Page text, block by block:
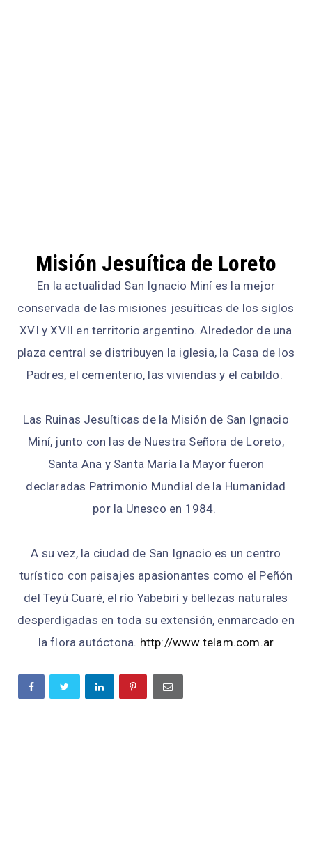
Misión Jesuítica de Loreto
En la actualidad San Ignacio Miní es la mejor
conservada de las misiones jesuíticas de los siglos
XVI y XVII en territorio argentino. Alrededor de una
plaza central se distribuyen la iglesia, la Casa de los
Padres, el cementerio, las viviendas y el cabildo.
Las Ruinas Jesuíticas de la Misión de San Ignacio
Miní, junto con las de Nuestra Señora de Loreto,
Santa Ana y Santa María la Mayor fueron
declaradas Patrimonio Mundial de la Humanidad
por la Unesco en 1984.
A su vez, la ciudad de San Ignacio es un centro
turístico con paisajes apasionantes como el Peñón
del Teyú Cuaré, el río Yabebirí y bellezas naturales
desperdigadas en toda su extensión, enmarcado en
la flora autóctona. http://www.telam.com.ar